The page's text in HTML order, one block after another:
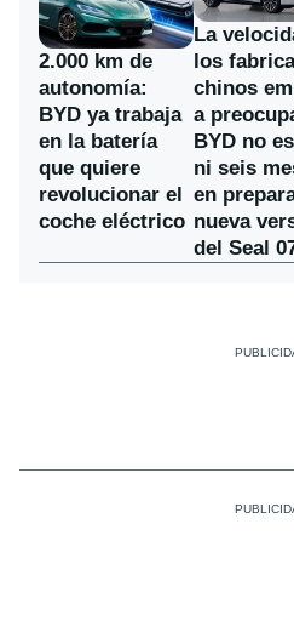
2.000 km de
autonomía:
BYD ya trabaja
en la batería
que quiere
revolucionar el
coche eléctrico
La
los
chinos
a
BYD no
ni seis
en
nueva
del Seal